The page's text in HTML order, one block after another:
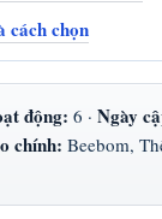
cách chọn
động: 6 · Ngày
chính: Beebom,